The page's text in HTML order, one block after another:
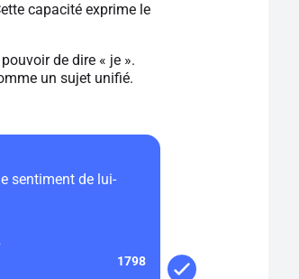
capacité exprime le
de dire « je ».
un sujet unifié.
sentiment de lui-
1798